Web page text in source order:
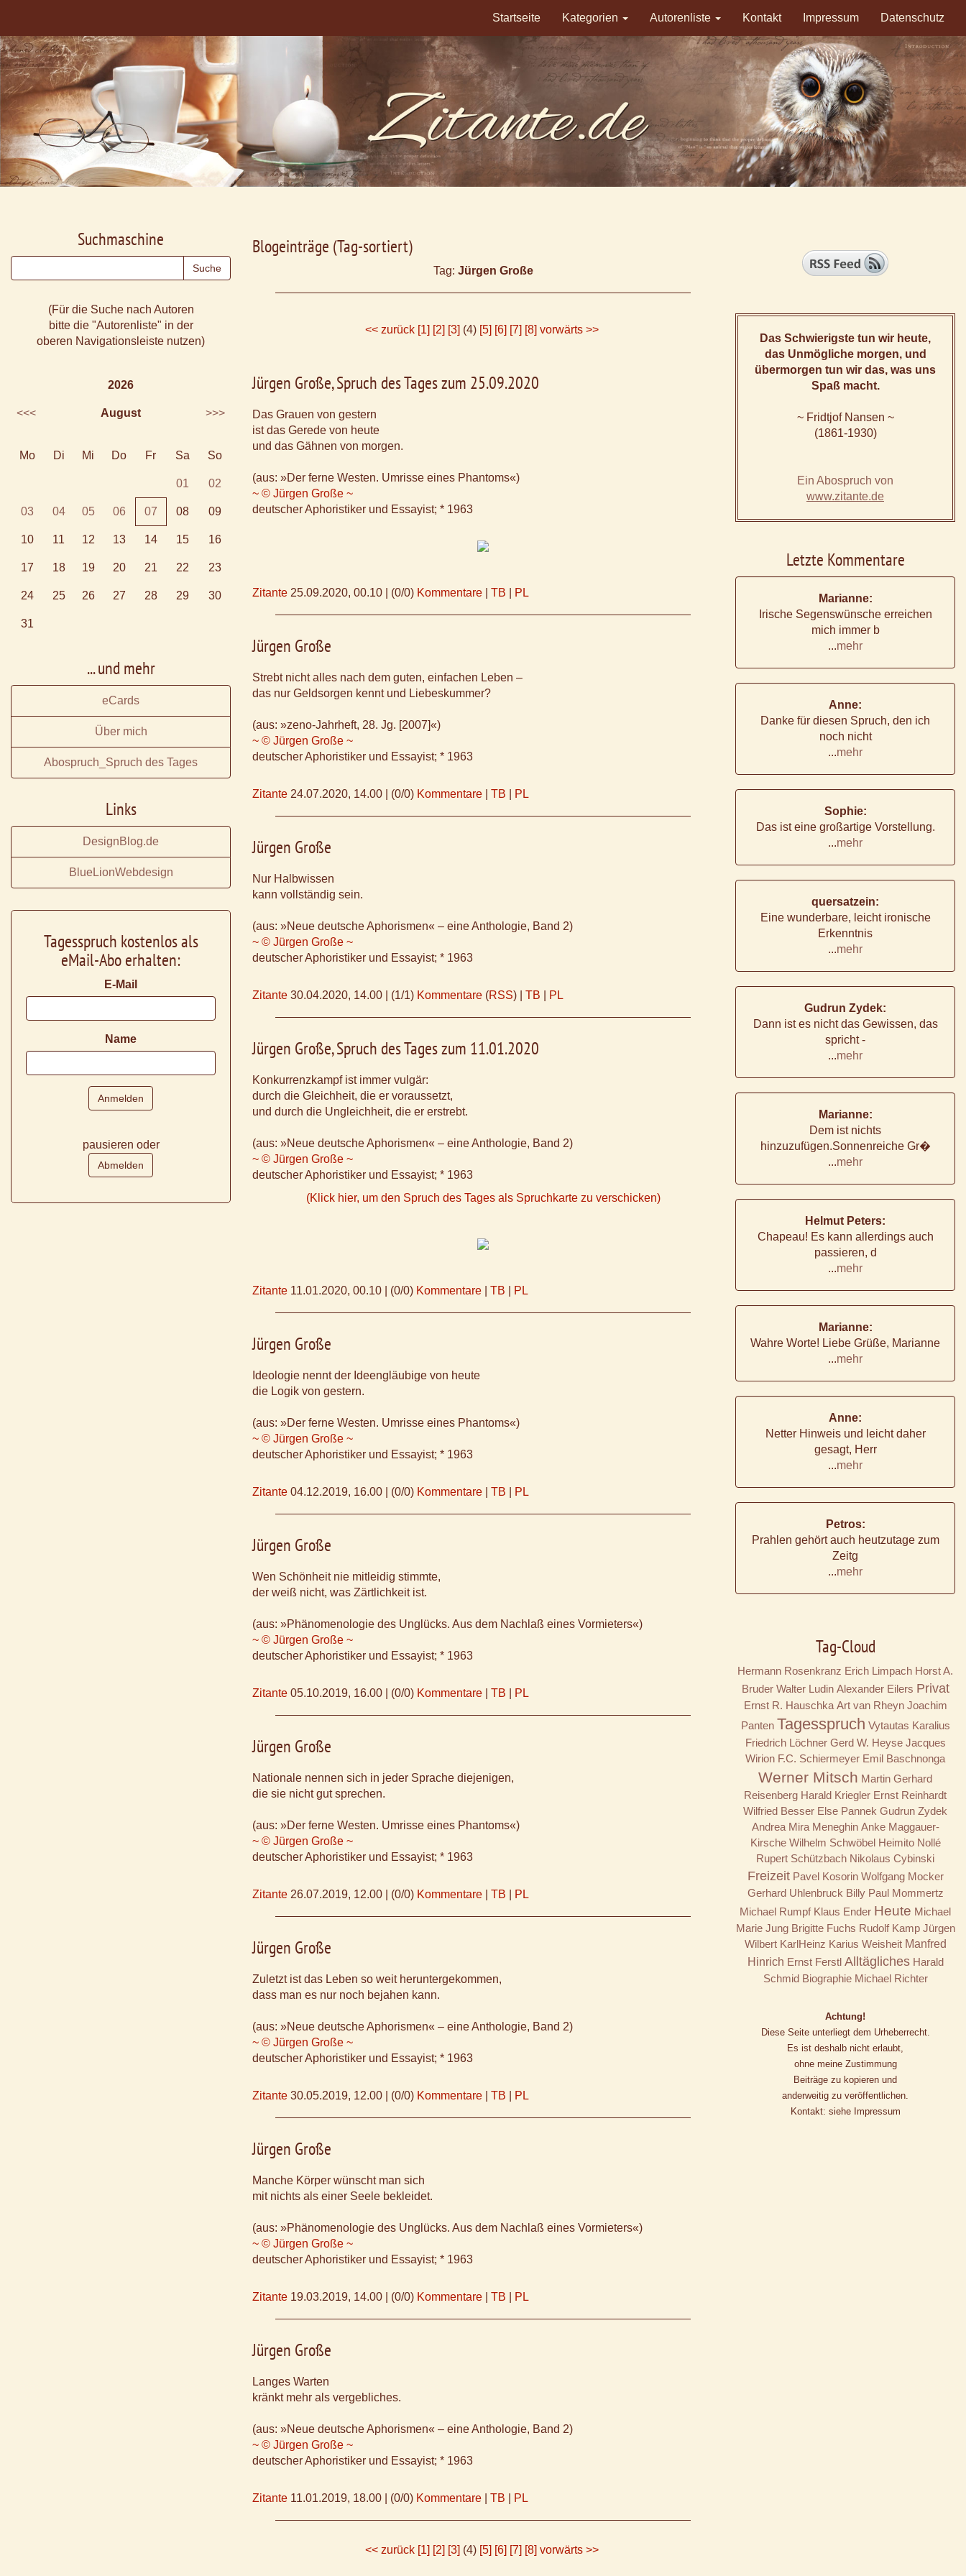
Startseite Kategorien Autorenliste Kontakt Impressum Datenschutz
Blogeinträge (Tag-sortiert)
Tag: Jürgen Große
<< zurück [1] [2] [3] (4) [5] [6] [7] [8] vorwärts >>
Jürgen Große, Spruch des Tages zum 25.09.2020
Das Grauen von gestern
ist das Gerede von heute
und das Gähnen von morgen.
(aus: »Der ferne Westen. Umrisse eines Phantoms«)
~ © Jürgen Große ~
deutscher Aphoristiker und Essayist; * 1963
Zitante 25.09.2020, 00.10 (0/0) Kommentare TB PL
Jürgen Große
Strebt nicht alles nach dem guten, einfachen Leben –
das nur Geldsorgen kennt und Liebeskummer?
(aus: »zeno-Jahrheft, 28. Jg. [2007]«)
~ © Jürgen Große ~
deutscher Aphoristiker und Essayist; * 1963
Zitante 24.07.2020, 14.00 (0/0) Kommentare TB PL
Jürgen Große
Nur Halbwissen
kann vollständig sein.
(aus: »Neue deutsche Aphorismen« – eine Anthologie, Band 2)
~ © Jürgen Große ~
deutscher Aphoristiker und Essayist; * 1963
Zitante 30.04.2020, 14.00 (1/1) Kommentare (RSS) | TB PL
Jürgen Große, Spruch des Tages zum 11.01.2020
Konkurrenzkampf ist immer vulgär:
durch die Gleichheit, die er voraussetzt,
und durch die Ungleichheit, die er erstrebt.
(aus: »Neue deutsche Aphorismen« – eine Anthologie, Band 2)
~ © Jürgen Große ~
deutscher Aphoristiker und Essayist; * 1963
(Klick hier, um den Spruch des Tages als Spruchkarte zu verschicken)
Zitante 11.01.2020, 00.10 (0/0) Kommentare TB PL
Jürgen Große
Ideologie nennt der Ideengläubige von heute
die Logik von gestern.
(aus: »Der ferne Westen. Umrisse eines Phantoms«)
~ © Jürgen Große ~
deutscher Aphoristiker und Essayist; * 1963
Zitante 04.12.2019, 16.00 (0/0) Kommentare TB PL
Jürgen Große
Wen Schönheit nie mitleidig stimmte,
der weiß nicht, was Zärtlichkeit ist.
(aus: »Phänomenologie des Unglücks. Aus dem Nachlaß eines Vormieters«)
~ © Jürgen Große ~
deutscher Aphoristiker und Essayist; * 1963
Zitante 05.10.2019, 16.00 (0/0) Kommentare TB PL
Jürgen Große
Nationale nennen sich in jeder Sprache diejenigen,
die sie nicht gut sprechen.
(aus: »Der ferne Westen. Umrisse eines Phantoms«)
~ © Jürgen Große ~
deutscher Aphoristiker und Essayist; * 1963
Zitante 26.07.2019, 12.00 (0/0) Kommentare TB PL
Jürgen Große
Zuletzt ist das Leben so weit heruntergekommen,
dass man es nur noch bejahen kann.
(aus: »Neue deutsche Aphorismen« – eine Anthologie, Band 2)
~ © Jürgen Große ~
deutscher Aphoristiker und Essayist; * 1963
Zitante 30.05.2019, 12.00 (0/0) Kommentare TB PL
Jürgen Große
Manche Körper wünscht man sich
mit nichts als einer Seele bekleidet.
(aus: »Phänomenologie des Unglücks. Aus dem Nachlaß eines Vormieters«)
~ © Jürgen Große ~
deutscher Aphoristiker und Essayist; * 1963
Zitante 19.03.2019, 14.00 (0/0) Kommentare TB PL
Jürgen Große
Langes Warten
kränkt mehr als vergebliches.
(aus: »Neue deutsche Aphorismen« – eine Anthologie, Band 2)
~ © Jürgen Große ~
deutscher Aphoristiker und Essayist; * 1963
Zitante 11.01.2019, 18.00 (0/0) Kommentare TB PL
<< zurück [1] [2] [3] (4) [5] [6] [7] [8] vorwärts >>
Suchmaschine
(Für die Suche nach Autoren
bitte die "Autorenliste" in der
oberen Navigationsleiste nutzen)
2026
<<< August >>>
Mo Di Mi Do Fr Sa So
01 02
03 04 05 06 07 08 09
10 11 12 13 14 15 16
17 18 19 20 21 22 23
24 25 26 27 28 29 30
31
... und mehr
eCards
Über mich
Abospruch_Spruch des Tages
Links
DesignBlog.de
BlueLionWebdesign
Tagesspruch kostenlos als
eMail-Abo erhalten:
E-Mail
Name
pausieren oder
Das Schwierigste tun wir heute,
das Unmögliche morgen, und
übermorgen tun wir das, was uns
Spaß macht.
~ Fridtjof Nansen ~
(1861-1930)
Ein Abospruch von
www.zitante.de
Letzte Kommentare
Marianne:
Irische Segenswünsche erreichen
mich immer b
...mehr
Anne:
Danke für diesen Spruch, den ich
noch nicht
...mehr
Sophie:
Das ist eine großartige Vorstellung.
...mehr
quersatzein:
Eine wunderbare, leicht ironische
Erkenntnis
...mehr
Gudrun Zydek:
Dann ist es nicht das Gewissen, das
spricht -
...mehr
Marianne:
Dem ist nichts
hinzuzufügen.Sonnenreiche Gr�
...mehr
Helmut Peters:
Chapeau! Es kann allerdings auch
passieren, d
...mehr
Marianne:
Wahre Worte! Liebe Grüße, Marianne
...mehr
Anne:
Netter Hinweis und leicht daher
gesagt, Herr
...mehr
Petros:
Prahlen gehört auch heutzutage zum
Zeitg
...mehr
Tag-Cloud
Hermann Rosenkranz Erich Limpach Horst A.
Bruder Walter Ludin Alexander Eilers Privat
Ernst R. Hauschka Art van Rheyn Joachim
Panten Tagesspruch Vytautas Karalius
Friedrich Löchner Gerd W. Heyse Jacques
Wirion F.C. Schiermeyer Emil Baschnonga
Werner Mitsch Martin Gerhard
Reisenberg Harald Kriegler Ernst Reinhardt
Wilfried Besser Else Pannek Gudrun Zydek
Andrea Mira Meneghin Anke Maggauer-
Kirsche Wilhelm Schwöbel Heimito Nollé
Rupert Schützbach Nikolaus Cybinski
Freizeit Pavel Kosorin Wolfgang Mocker
Gerhard Uhlenbruck Billy Paul Mommertz
Michael Rumpf Klaus Ender Heute Michael
Marie Jung Brigitte Fuchs Rudolf Kamp Jürgen
Wilbert KarlHeinz Karius Weisheit Manfred
Hinrich Ernst Ferstl Alltägliches Harald
Schmid Biographie Michael Richter
Achtung!
Diese Seite unterliegt dem Urheberrecht.
Es ist deshalb nicht erlaubt,
ohne meine Zustimmung
Beiträge zu kopieren und
anderweitig zu veröffentlichen.
Kontakt: siehe Impressum